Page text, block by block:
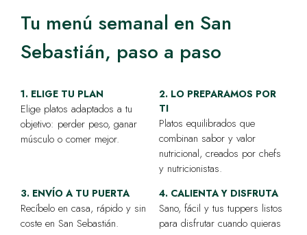
Tu menú semanal en San
Sebastián, paso a paso
1. ELIGE TU PLAN
Elige platos adaptados a tu
objetivo: perder peso, ganar
músculo o comer mejor.
2. LO PREPARAMOS POR
TI
Platos equilibrados que
combinan sabor y valor
nutricional, creados por chefs
y nutricionistas.
3. ENVÍO A TU PUERTA
Recíbelo en casa, rápido y sin
coste en San Sebastián.
4. CALIENTA Y DISFRUTA
Sano, fácil y tus tuppers listos
para disfrutar cuando quieras